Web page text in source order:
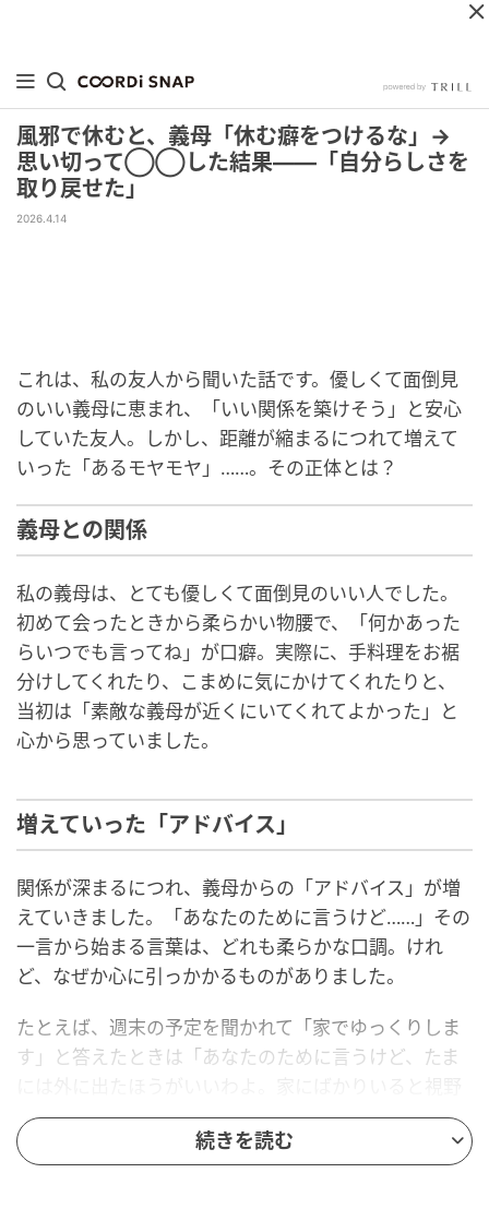
風邪で休むと、義母「休む癖をつけるな」→
思い切って◯◯した結果――「自分らしさを
取り戻せた」
2026.4.14
これは、私の友人から聞いた話です。優しくて面倒見
のいい義母に恵まれ、「いい関係を築けそう」と安心
していた友人。しかし、距離が縮まるにつれて増えて
いった「あるモヤモヤ」……。その正体とは？
義母との関係
私の義母は、とても優しくて面倒見のいい人でした。
初めて会ったときから柔らかい物腰で、「何かあった
らいつでも言ってね」が口癖。実際に、手料理をお裾
分けしてくれたり、こまめに気にかけてくれたりと、
当初は「素敵な義母が近くにいてくれてよかった」と
心から思っていました。
増えていった「アドバイス」
関係が深まるにつれ、義母からの「アドバイス」が増
えていきました。「あなたのために言うけど……」その
一言から始まる言葉は、どれも柔らかな口調。けれ
ど、なぜか心に引っかかるものがありました。
たとえば、週末の予定を聞かれて「家でゆっくりしま
す」と答えたときは「あなたのために言うけど、たま
が狭くなるから」
体調を崩して会社を休んだときには、「あなたのため
続きを読む